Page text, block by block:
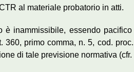
al materiale probatorio in atti.
è inammissibile, essendo
360, primo comma, n. 5, cod.
di tale previsione normativa